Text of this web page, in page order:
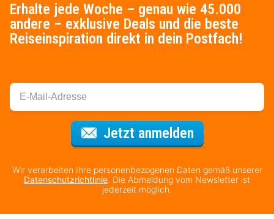
Erhalte jede Woche – genau wie 45.000
andere – exklusive Deals und die beste
Reiseinspiration direkt in dein Postfach!
Jetzt anmeldenFür den
Wir verarbeiten Ihre personenbezogenen Daten gemäß unserer
Datenschutzrichtlinie. Die Abmeldung vom Newsletter ist
jederzeit möglich.